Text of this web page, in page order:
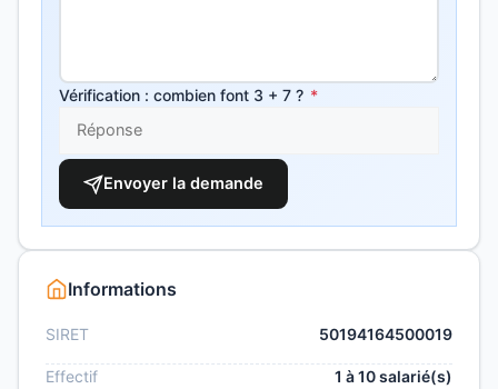
Vérification : combien font 3 + 7 ? *
Envoyer la demande
Informations
SIRET 50194164500019
Effectif 1 à 10 salarié(s)